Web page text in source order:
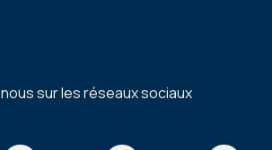
sur les réseaux sociaux